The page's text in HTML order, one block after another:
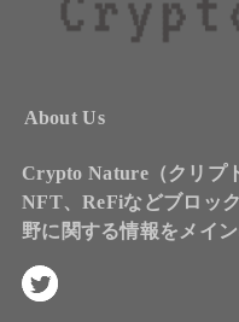
About Us
Crypto Nature（クリプ
NFT、ReFiなどブロッ
野に関する情報をメイ